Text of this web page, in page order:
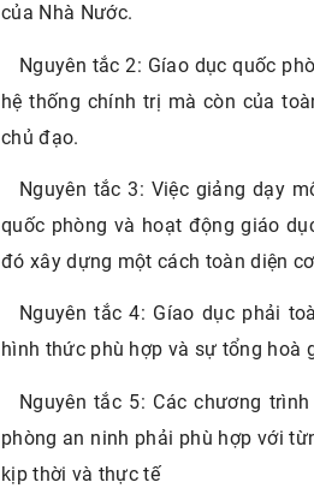
của Nhà Nước.
Nguyên tắc 2: Gíao dục quốc
hệ thống chính trị mà còn của
chủ đạo.
Nguyên tắc 3: Việc giảng dạy
quốc phòng và hoạt động giáo
đó xây dựng một cách toàn diện
Nguyên tắc 4: Gíao dục phải
hình thức phù hợp và sự tổng hoà
Nguyên tắc 5: Các chương
phòng an ninh phải phù hợp với
kịp thời và thực tế